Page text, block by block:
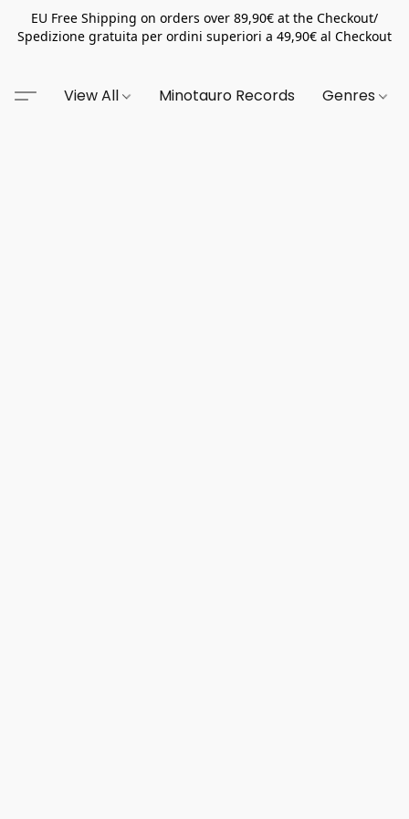
EU Free Shipping on orders over 89,90€ at the Checkout/
Spedizione gratuita per ordini superiori a 49,90€ al Checkout
View All Minotauro Records Genres